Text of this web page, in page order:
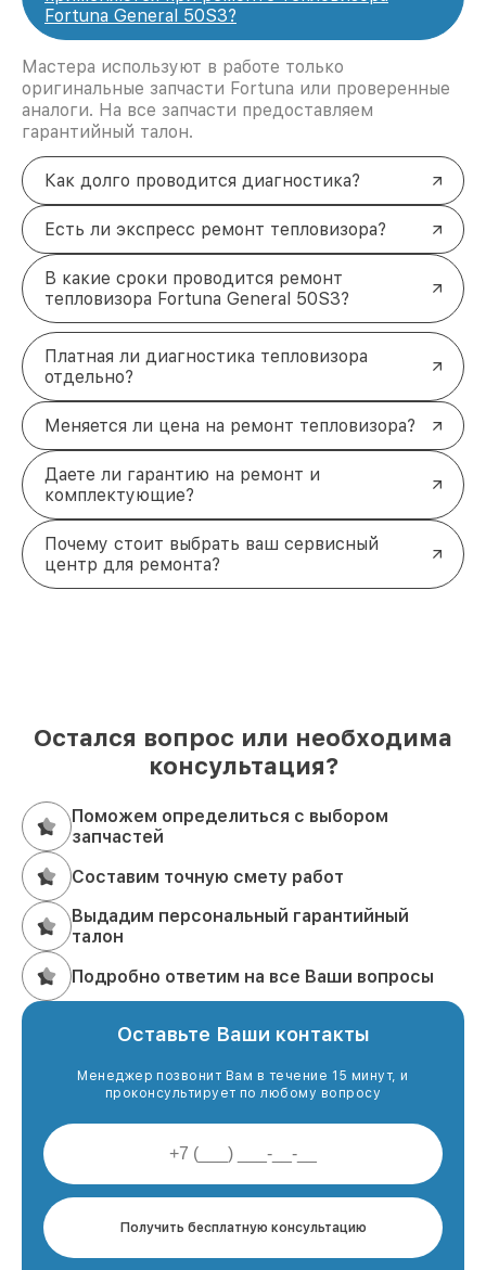
Fortuna General 50S3?
Мастера используют в работе только
оригинальные запчасти Fortuna или проверенные
аналоги. На все запчасти предоставляем
гарантийный талон.
Как долго проводится диагностика?
Есть ли экспресс ремонт тепловизора?
В какие сроки проводится ремонт
тепловизора Fortuna General 50S3?
Платная ли диагностика тепловизора
отдельно?
Меняется ли цена на ремонт тепловизора?
Даете ли гарантию на ремонт и
комплектующие?
Почему стоит выбрать ваш сервисный
центр для ремонта?
Остался вопрос или необходима
консультация?
Поможем определиться с выбором
запчастей
Составим точную смету работ
Выдадим персональный гарантийный
талон
Подробно ответим на все Ваши вопросы
Оставьте Ваши контакты
Менеджер позвонит Вам в течение 15 минут, и
проконсультирует по любому вопросу
Получить бесплатную консультацию